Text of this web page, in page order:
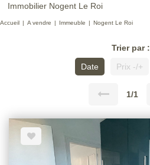
Immobilier Nogent Le Roi
Accueil A vendre Immeuble Nogent Le Roi
Trier par :
Date
Prix -/+
1/1